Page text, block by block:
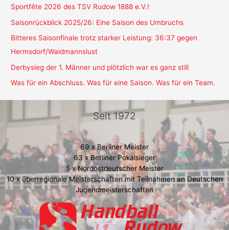
Sportfête 2026 des TSV Rudow 1888 e.V.!
Saisonrückblick 2025/26: Eine Saison des Umbruchs
Bitteres Saisonfinale trotz starker Leistung: 36:37 gegen
Hermsdorf/Waidmannslust
Derbysieg der 1. Männer und plötzlich war es ganz still
Was für ein Abschluss. Was für eine Saison. Was für ein Team.
Seit 1972
69 x Berliner Meister
63 x Berliner Pokalsieger
5 x Nordostdeutscher Meister
10 x überregionale Meisterschaften mit Teilnahmen an Deutschen
Jugendmeisterschaften